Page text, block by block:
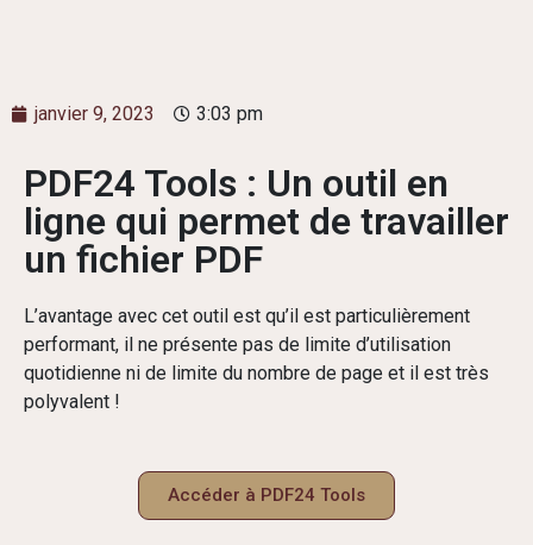
janvier 9, 2023 3:03 pm
PDF24 Tools : Un outil en
ligne qui permet de travailler
un fichier PDF
L’avantage avec cet outil est qu’il est particulièrement
performant, il ne présente pas de limite d’utilisation
quotidienne ni de limite du nombre de page et il est très
polyvalent !
Accéder à PDF24 Tools